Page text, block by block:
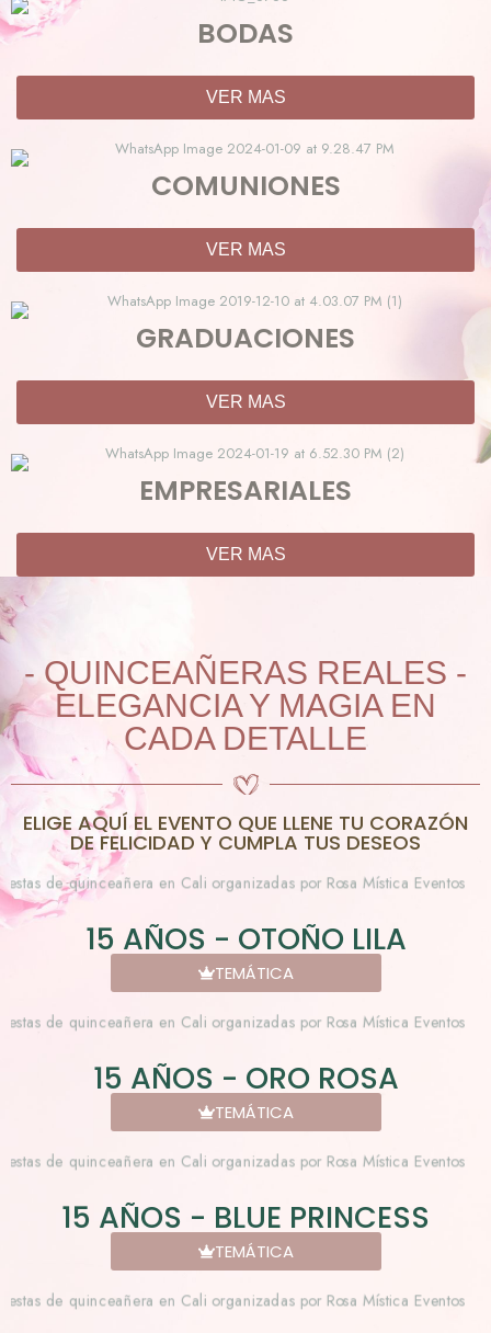
BODAS
VER MAS
COMUNIONES
VER MAS
GRADUACIONES
VER MAS
EMPRESARIALES
VER MAS
- QUINCEAÑERAS REALES -
ELEGANCIA Y MAGIA EN
CADA DETALLE
ELIGE AQUÍ EL EVENTO QUE LLENE TU CORAZÓN
DE FELICIDAD Y CUMPLA TUS DESEOS
15 AÑOS - OTOÑO LILA
TEMÁTICA
15 AÑOS - ORO ROSA
TEMÁTICA
15 AÑOS - BLUE PRINCESS
TEMÁTICA